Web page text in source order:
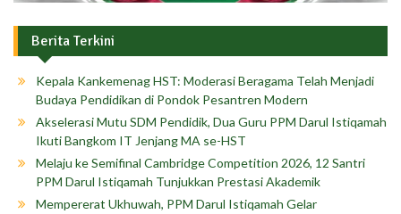
Berita Terkini
Kepala Kankemenag HST: Moderasi Beragama Telah Menjadi
Budaya Pendidikan di Pondok Pesantren Modern
Akselerasi Mutu SDM Pendidik, Dua Guru PPM Darul Istiqamah
Ikuti Bangkom IT Jenjang MA se-HST
Melaju ke Semifinal Cambridge Competition 2026, 12 Santri
PPM Darul Istiqamah Tunjukkan Prestasi Akademik
Mempererat Ukhuwah, PPM Darul Istiqamah Gelar